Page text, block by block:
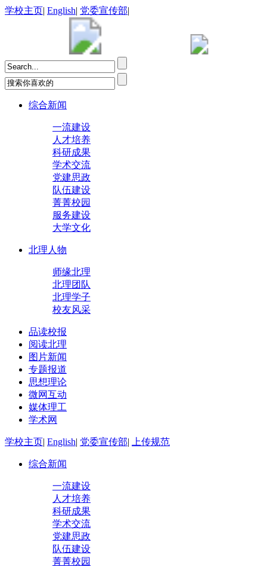
学校主页| English| 党委宣传部|
综合新闻
一流建设
人才培养
科研成果
学术交流
党建思政
队伍建设
菁菁校园
服务建设
大学文化
北理人物
师缘北理
北理团队
北理学子
校友风采
品读校报
阅读北理
图片新闻
专题报道
思想理论
微网互动
媒体理工
学术网
学校主页| English| 党委宣传部| 上传规范
综合新闻
一流建设
人才培养
科研成果
学术交流
党建思政
队伍建设
菁菁校园